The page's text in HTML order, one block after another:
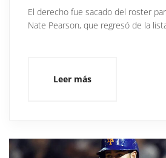
El derecho fue sacado del roster
Nate Pearson, que regresó de la
Leer más